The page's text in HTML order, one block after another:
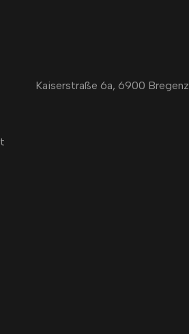
Kaiserstraße 6a, 6900 Bregenz